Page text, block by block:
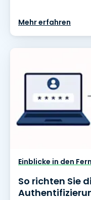
Mehr erfahren
Einblicke in den
So richten Sie